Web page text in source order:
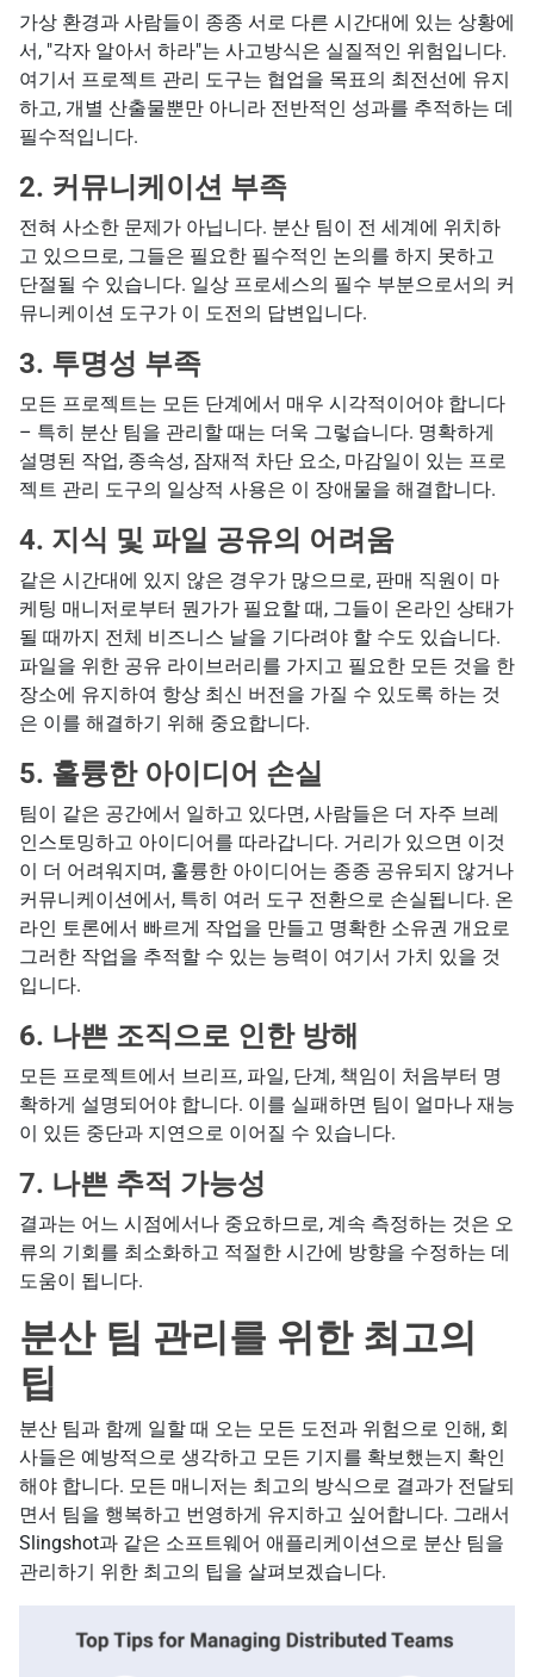
가상 환경과 사람들이 종종 서로 다른 시간대에 있는 상황에
서, "각자 알아서 하라"는 사고방식은 실질적인 위험입니다.
여기서 프로젝트 관리 도구는 협업을 목표의 최전선에 유지
하고, 개별 산출물뿐만 아니라 전반적인 성과를 추적하는 데
필수적입니다.
2. 커뮤니케이션 부족
전혀 사소한 문제가 아닙니다. 분산 팀이 전 세계에 위치하
고 있으므로, 그들은 필요한 필수적인 논의를 하지 못하고
단절될 수 있습니다. 일상 프로세스의 필수 부분으로서의 커
뮤니케이션 도구가 이 도전의 답변입니다.
3. 투명성 부족
모든 프로젝트는 모든 단계에서 매우 시각적이어야 합니다
– 특히 분산 팀을 관리할 때는 더욱 그렇습니다. 명확하게
설명된 작업, 종속성, 잠재적 차단 요소, 마감일이 있는 프로
젝트 관리 도구의 일상적 사용은 이 장애물을 해결합니다.
4. 지식 및 파일 공유의 어려움
같은 시간대에 있지 않은 경우가 많으므로, 판매 직원이 마
케팅 매니저로부터 뭔가가 필요할 때, 그들이 온라인 상태가
될 때까지 전체 비즈니스 날을 기다려야 할 수도 있습니다.
파일을 위한 공유 라이브러리를 가지고 필요한 모든 것을 한
장소에 유지하여 항상 최신 버전을 가질 수 있도록 하는 것
은 이를 해결하기 위해 중요합니다.
5. 훌륭한 아이디어 손실
팀이 같은 공간에서 일하고 있다면, 사람들은 더 자주 브레
인스토밍하고 아이디어를 따라갑니다. 거리가 있으면 이것
이 더 어려워지며, 훌륭한 아이디어는 종종 공유되지 않거나
커뮤니케이션에서, 특히 여러 도구 전환으로 손실됩니다. 온
라인 토론에서 빠르게 작업을 만들고 명확한 소유권 개요로
그러한 작업을 추적할 수 있는 능력이 여기서 가치 있을 것
입니다.
6. 나쁜 조직으로 인한 방해
모든 프로젝트에서 브리프, 파일, 단계, 책임이 처음부터 명
확하게 설명되어야 합니다. 이를 실패하면 팀이 얼마나 재능
이 있든 중단과 지연으로 이어질 수 있습니다.
7. 나쁜 추적 가능성
결과는 어느 시점에서나 중요하므로, 계속 측정하는 것은 오
류의 기회를 최소화하고 적절한 시간에 방향을 수정하는 데
도움이 됩니다.
분산 팀 관리를 위한 최고의
팁
분산 팀과 함께 일할 때 오는 모든 도전과 위험으로 인해, 회
사들은 예방적으로 생각하고 모든 기지를 확보했는지 확인
해야 합니다. 모든 매니저는 최고의 방식으로 결과가 전달되
면서 팀을 행복하고 번영하게 유지하고 싶어합니다. 그래서
Slingshot과 같은 소프트웨어 애플리케이션으로 분산 팀을
관리하기 위한 최고의 팁을 살펴보겠습니다.